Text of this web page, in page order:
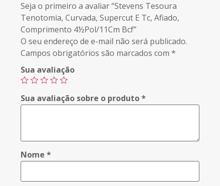
Seja o primeiro a avaliar “Stevens Tesoura
Tenotomia, Curvada, Supercut E Tc, Afiado,
Comprimento 4½Pol/11Cm Bcf”
O seu endereço de e-mail não será publicado.
Campos obrigatórios são marcados com*
Sua avaliação
Sua avaliação sobre o produto*
Nome*